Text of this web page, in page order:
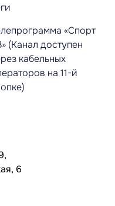
«Спорт
(Канал доступен
кабельных
на 11-й
6